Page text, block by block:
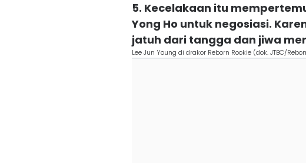
5. Kecelakaan itu
Yong Ho untuk negosiasi.
jatuh dari tangga dan jiwa
Lee Jun Young di drakor Reborn Rookie (dok. JTBC/